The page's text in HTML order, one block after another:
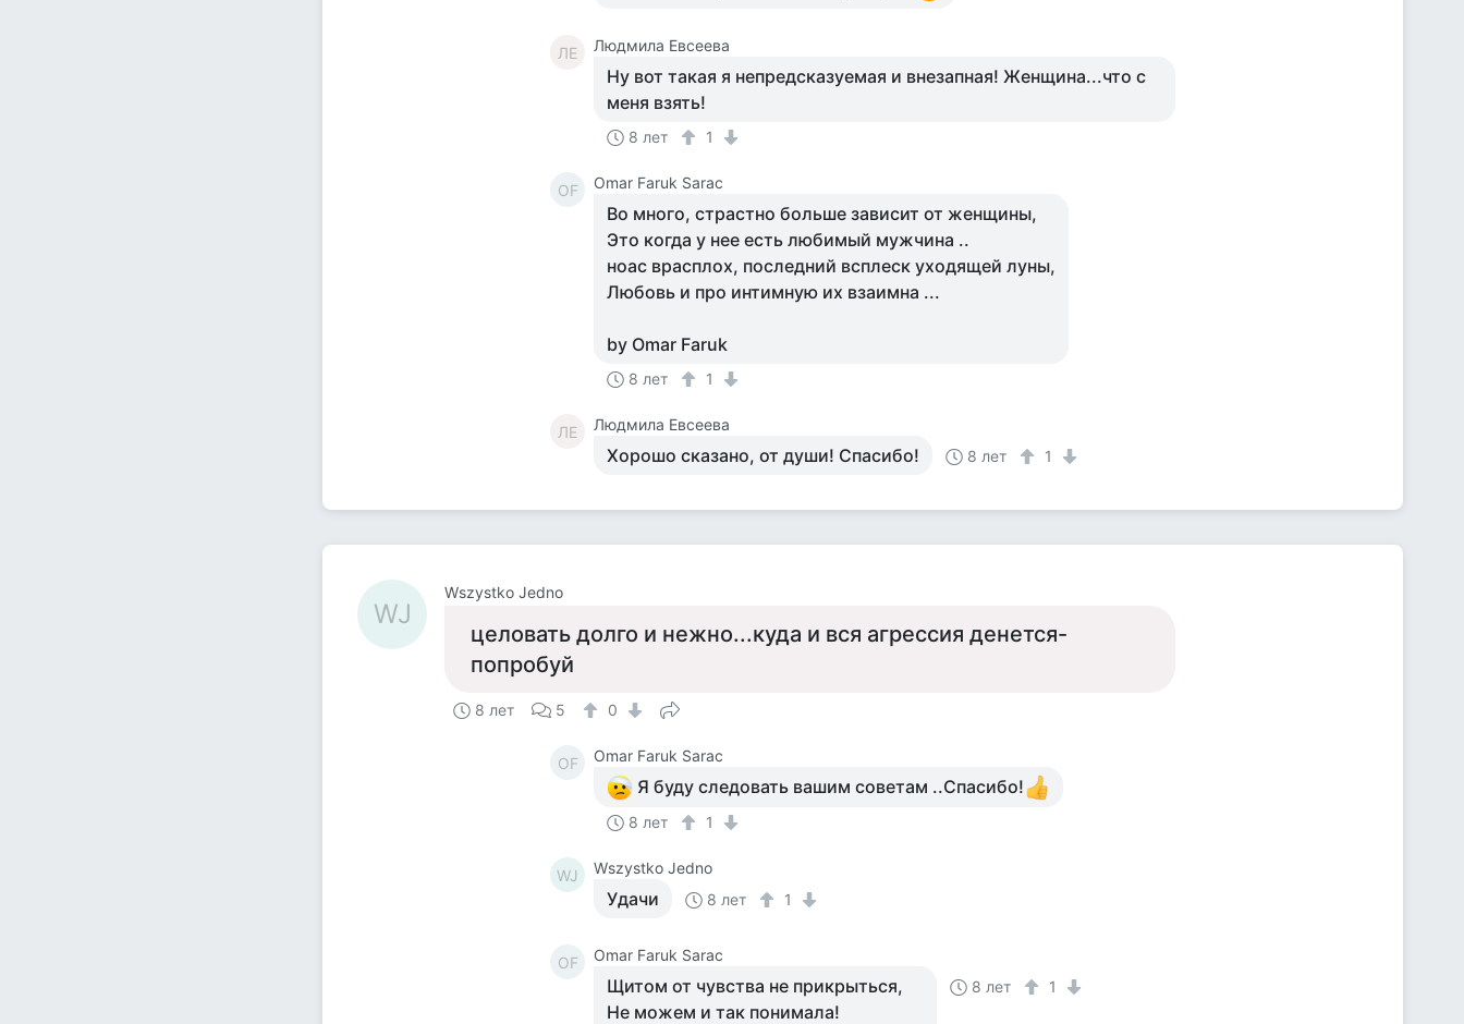
ЛЕ Людмила Евсеева
Ну вот такая я непредсказуемая и внезапная! Женщина...что с
меня взять!
8 лет 1
OF Omar Faruk Sarac
Во много, страстно больше зависит от женщины,
Это когда у нее есть любимый мужчина ..
ноас врасплох, последний всплеск уходящей луны,
Любовь и про интимную их взаимна ...
by Omar Faruk
8 лет 1
ЛЕ Людмила Евсеева
Хорошо сказано, от души! Спасибо! 8 лет 1
WJ
Wszystko Jedno
целовать долго и нежно...куда и вся агрессия денется-
попробуй
8 лет 5 0
OF Omar Faruk Sarac
Я буду следовать вашим советам ..Спасибо!
8 лет 1
WJ Wszystko Jedno
Удачи 8 лет 1
OF Omar Faruk Sarac
Щитом от чувства не прикрыться,
Не можем и так понимала!
8 лет 1